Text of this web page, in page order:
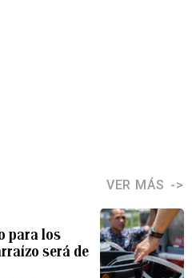
VER MÁS
para los
será de